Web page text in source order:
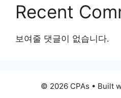
Recent
보여줄 댓글이 없습니다.
© 2026 CPAs • Built